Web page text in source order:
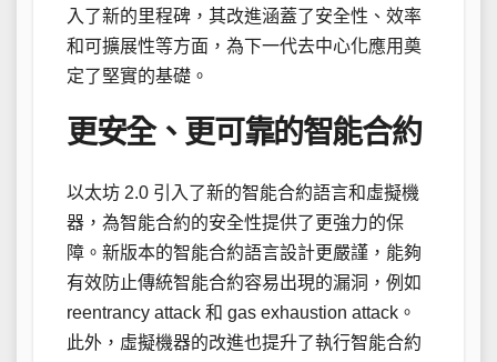
入了新的里程碑，其改進涵蓋了安全性、效率
和可擴展性等方面，為下一代去中心化應用奠
定了堅實的基礎。
更安全、更可靠的智能合約
以太坊 2.0 引入了新的智能合約語言和虛擬機
器，為智能合約的安全性提供了更強力的保
障。新版本的智能合約語言設計更嚴謹，能夠
有效防止傳統智能合約容易出現的漏洞，例如
reentrancy attack 和 gas exhaustion attack。
此外，虛擬機器的改進也提升了執行智能合約